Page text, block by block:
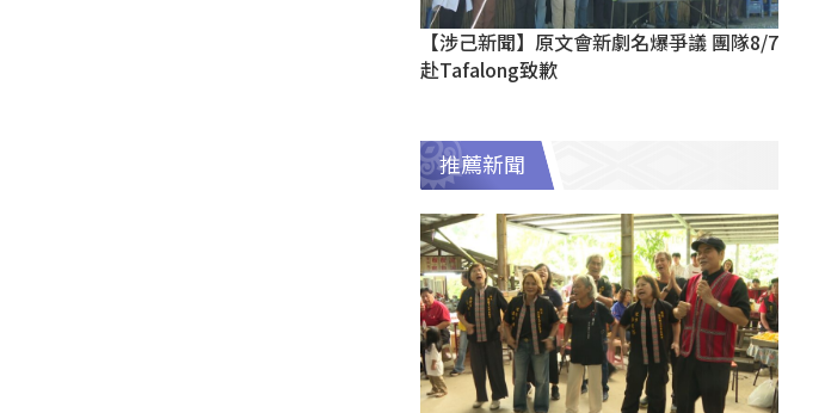
【涉己新聞】原文會新劇名爆爭議 團隊8/7
赴Tafalong致歉
推薦新聞